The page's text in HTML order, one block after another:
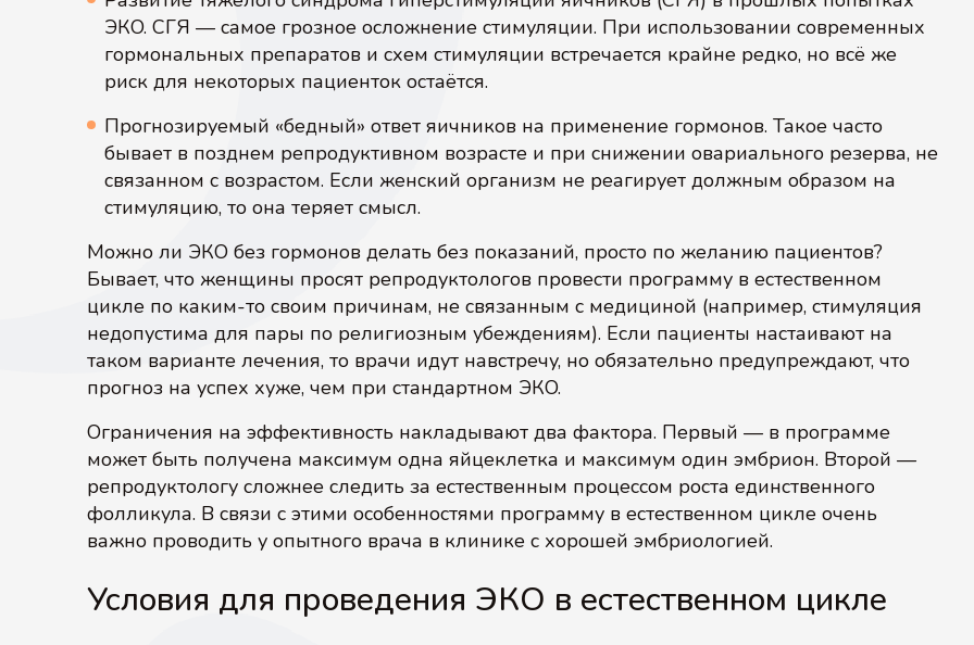
ЭКО. СГЯ — самое грозное осложнение стимуляции. При использовании современных
гормональных препаратов и схем стимуляции встречается крайне редко, но всё же
риск для некоторых пациенток остаётся.
Прогнозируемый «бедный» ответ яичников на применение гормонов. Такое часто
бывает в позднем репродуктивном возрасте и при снижении овариального резерва, не
связанном с возрастом. Если женский организм не реагирует должным образом на
стимуляцию, то она теряет смысл.
Можно ли ЭКО без гормонов делать без показаний, просто по желанию пациентов?
Бывает, что женщины просят репродуктологов провести программу в естественном
цикле по каким-то своим причинам, не связанным с медициной (например, стимуляция
недопустима для пары по религиозным убеждениям). Если пациенты настаивают на
таком варианте лечения, то врачи идут навстречу, но обязательно предупреждают, что
прогноз на успех хуже, чем при стандартном ЭКО.
Ограничения на эффективность накладывают два фактора. Первый — в программе
может быть получена максимум одна яйцеклетка и максимум один эмбрион. Второй —
репродуктологу сложнее следить за естественным процессом роста единственного
фолликула. В связи с этими особенностями программу в естественном цикле очень
важно проводить у опытного врача в клинике с хорошей эмбриологией.
Условия для проведения ЭКО в естественном цикле